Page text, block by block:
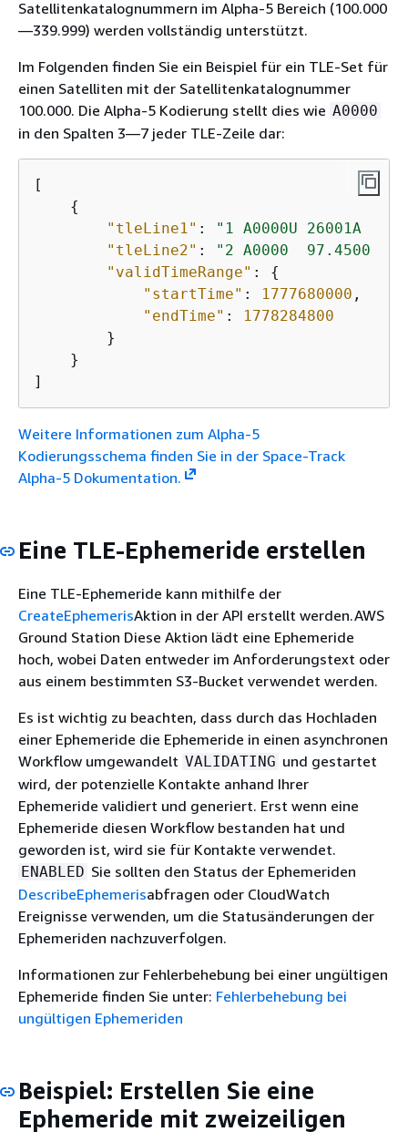
Satellitenkatalognummern im Alpha-5 Bereich (100.000
—339.999) werden vollständig unterstützt.
Im Folgenden finden Sie ein Beispiel für ein TLE-Set für
einen Satelliten mit der Satellitenkatalognummer
100.000. Die Alpha-5 Kodierung stellt dies wie A0000
in den Spalten 3—7 jeder TLE-Zeile dar:
[
{
"tleLine1" :
"1 A0000U 26001A
"tleLine2" :
"2 A0000  97.4500
"validTimeRange" : {
"startTime" : 1777680000 ,
"endTime" :
1778284800
        }
    }
]
Weitere Informationen zum Alpha-5
Kodierungsschema finden Sie in der Space-Track
Alpha-5 Dokumentation.
Eine TLE-Ephemeride erstellen
Eine TLE-Ephemeride kann mithilfe der
CreateEphemerisAktion in der API erstellt werden.AWS
Ground Station Diese Aktion lädt eine Ephemeride
hoch, wobei Daten entweder im Anforderungstext oder
aus einem bestimmten S3-Bucket verwendet werden.
Es ist wichtig zu beachten, dass durch das Hochladen
einer Ephemeride die Ephemeride in einen asynchronen
Workflow umgewandelt VALIDATING und gestartet
wird, der potenzielle Kontakte anhand Ihrer
Ephemeride validiert und generiert. Erst wenn eine
Ephemeride diesen Workflow bestanden hat und
geworden ist, wird sie für Kontakte verwendet.
ENABLED Sie sollten den Status der Ephemeriden
DescribeEphemerisabfragen oder CloudWatch
Ereignisse verwenden, um die Statusänderungen der
Ephemeriden nachzuverfolgen.
Informationen zur Fehlerbehebung bei einer ungültigen
Ephemeride finden Sie unter: Fehlerbehebung bei
ungültigen Ephemeriden
Beispiel: Erstellen Sie eine
Ephemeride mit zweizeiligen